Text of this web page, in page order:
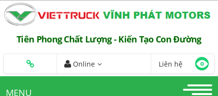
Tiên Phong Chất Lượng - Kiến Tạo Con Đường
Online Liên hệ
MENU